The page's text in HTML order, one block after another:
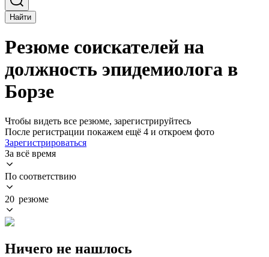
Найти
Резюме соискателей на
должность эпидемиолога в
Борзе
Чтобы видеть все резюме, зарегистрируйтесь
После регистрации покажем ещё 4 и откроем фото
Зарегистрироваться
За всё время
По соответствию
20 резюме
Ничего не нашлось